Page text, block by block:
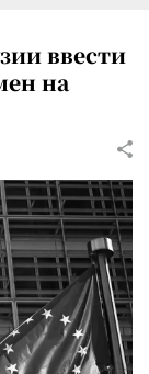
ввести
на